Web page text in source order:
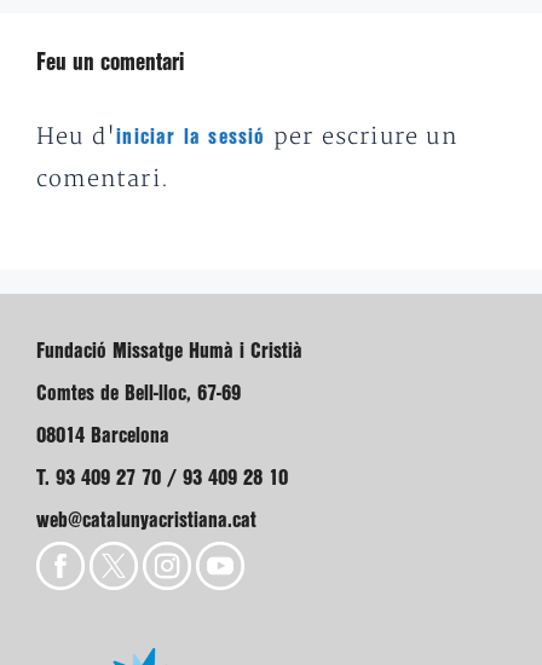
Feu un comentari
Heu d'iniciar la sessió
per escriure un
comentari.
Fundació Missatge Humà i Cristià
Comtes de Bell-lloc, 67-69
08014 Barcelona
T. 93 409 27 70 / 93 409 28 10
web@catalunyacristiana.cat